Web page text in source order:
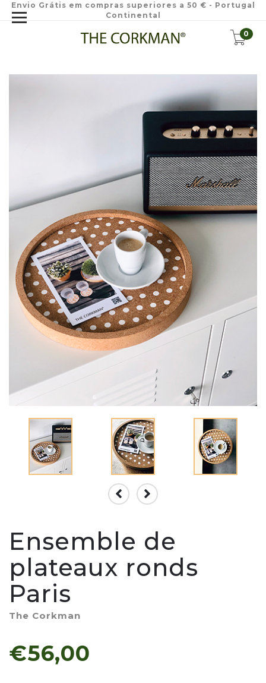
Envio Grátis em compras superiores a 50 € - Portugal
Continental
0
Ensemble de
plateaux ronds
Paris
The Corkman
€56,00